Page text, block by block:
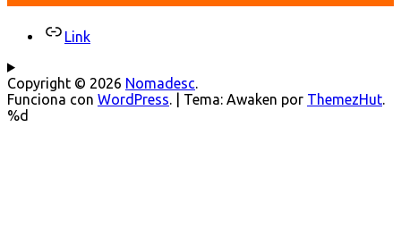
Link
Copyright © 2026 Nomadesc.
Funciona con WordPress. Tema: Awaken por ThemezHut.
%d